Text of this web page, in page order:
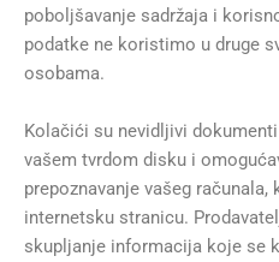
poboljšavanje sadržaja i
podatke ne koristimo u druge
osobama.
Kolačići su nevidljivi
vašem tvrdom disku i
prepoznavanje vašeg
internetsku stranicu.
skupljanje informacija koje se